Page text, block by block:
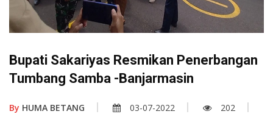
Bupati Sakariyas Resmikan Penerbangan
Tumbang Samba -Banjarmasin
By HUMA BETANG 03-07-2022
202